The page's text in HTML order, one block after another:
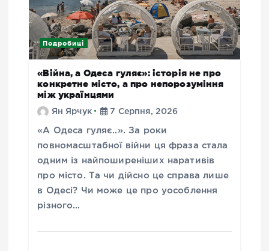
Подробиці
«Війна, а Одеса гуляє»: історія не про
конкретне місто, а про непорозуміння
між українцями
Ян Ярчук 7 Серпня, 2026
«А Одеса гуляє..». За роки
повномасштабної війни ця фраза стала
одним із найпоширеніших наративів
про місто. Та чи дійсно це справа лише
в Одесі? Чи може це про уособлення
різного…